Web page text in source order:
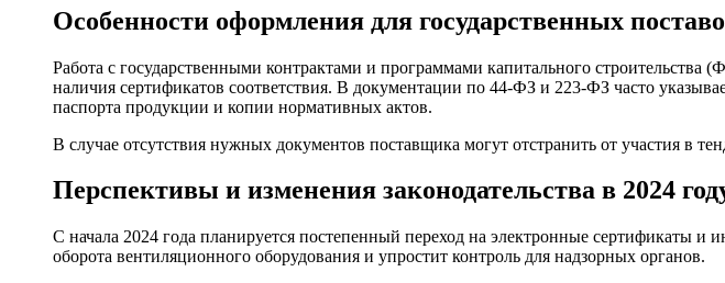
Особенности оформления для государственных
Работа с государственными контрактами и программами капитального
наличия сертификатов соответствия. В документации по 44-ФЗ и 223-ФЗ часто
паспорта продукции и копии нормативных актов.
В случае отсутствия нужных документов поставщика могут отстранить от участия в
Перспективы и изменения законодательства в 2024
С начала 2024 года планируется постепенный переход на электронные сертификаты
оборота вентиляционного оборудования и упростит контроль для надзорных органов.